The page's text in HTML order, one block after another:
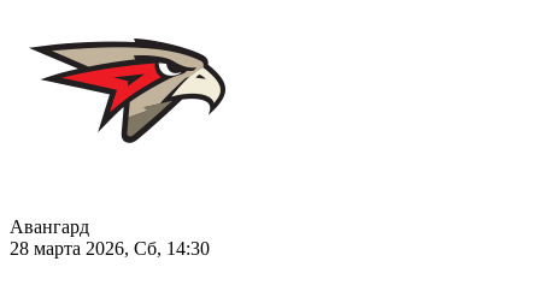
Авангард
28 марта 2026, Сб, 14:30